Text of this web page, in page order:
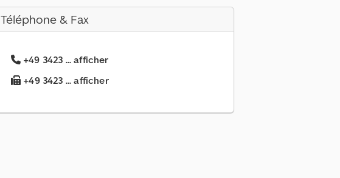
Téléphone & Fax
+49 3423 ... afficher
+49 3423 ... afficher